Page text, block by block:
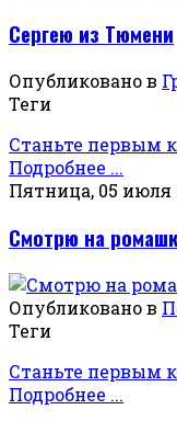
Сергею из Тюмени
Опубликовано в
Теги
Станьте первым
Подробнее ...
Пятница, 05 июля
Смотрю на
Опубликовано в
Теги
Станьте первым
Подробнее ...